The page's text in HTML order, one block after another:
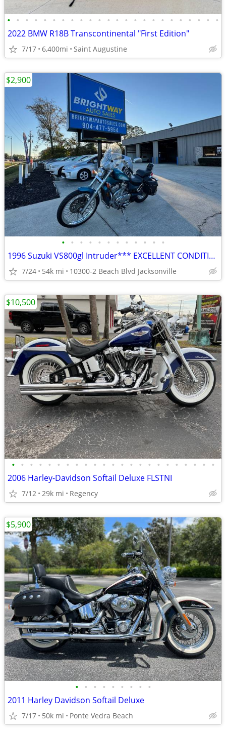
• • • • • • • • • • • • • • • • • • • • • • • •
2022 BMW R18B Transcontinental "First Edition"
7/17 6,400mi Saint Augustine
• • • • • • • • • • • •
1996 Suzuki VS800gl Intruder*** EXCELLENT CONDITION ***
7/24 54k mi 10300-2 Beach Blvd Jacksonville
$2,900
• • • • • • • • • • • • • • • • • • • • • • •
2006 Harley-Davidson Softail Deluxe FLSTNI
7/12 29k mi Regency
$10,500
• • • • • • • • •
2011 Harley Davidson Softail Deluxe
7/17 50k mi Ponte Vedra Beach
$5,900